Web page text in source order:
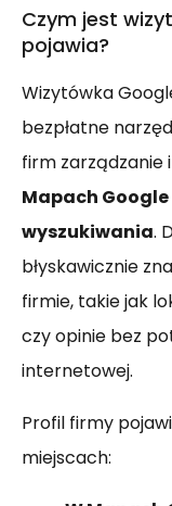
Czym jest
pojawia?
Wizytówka
bezpłatne
firm zarządzanie
Mapach Google
wyszukiwania.
błyskawicznie
firmie, takie jak
czy opinie bez
internetowej.
Profil firmy
miejscach: